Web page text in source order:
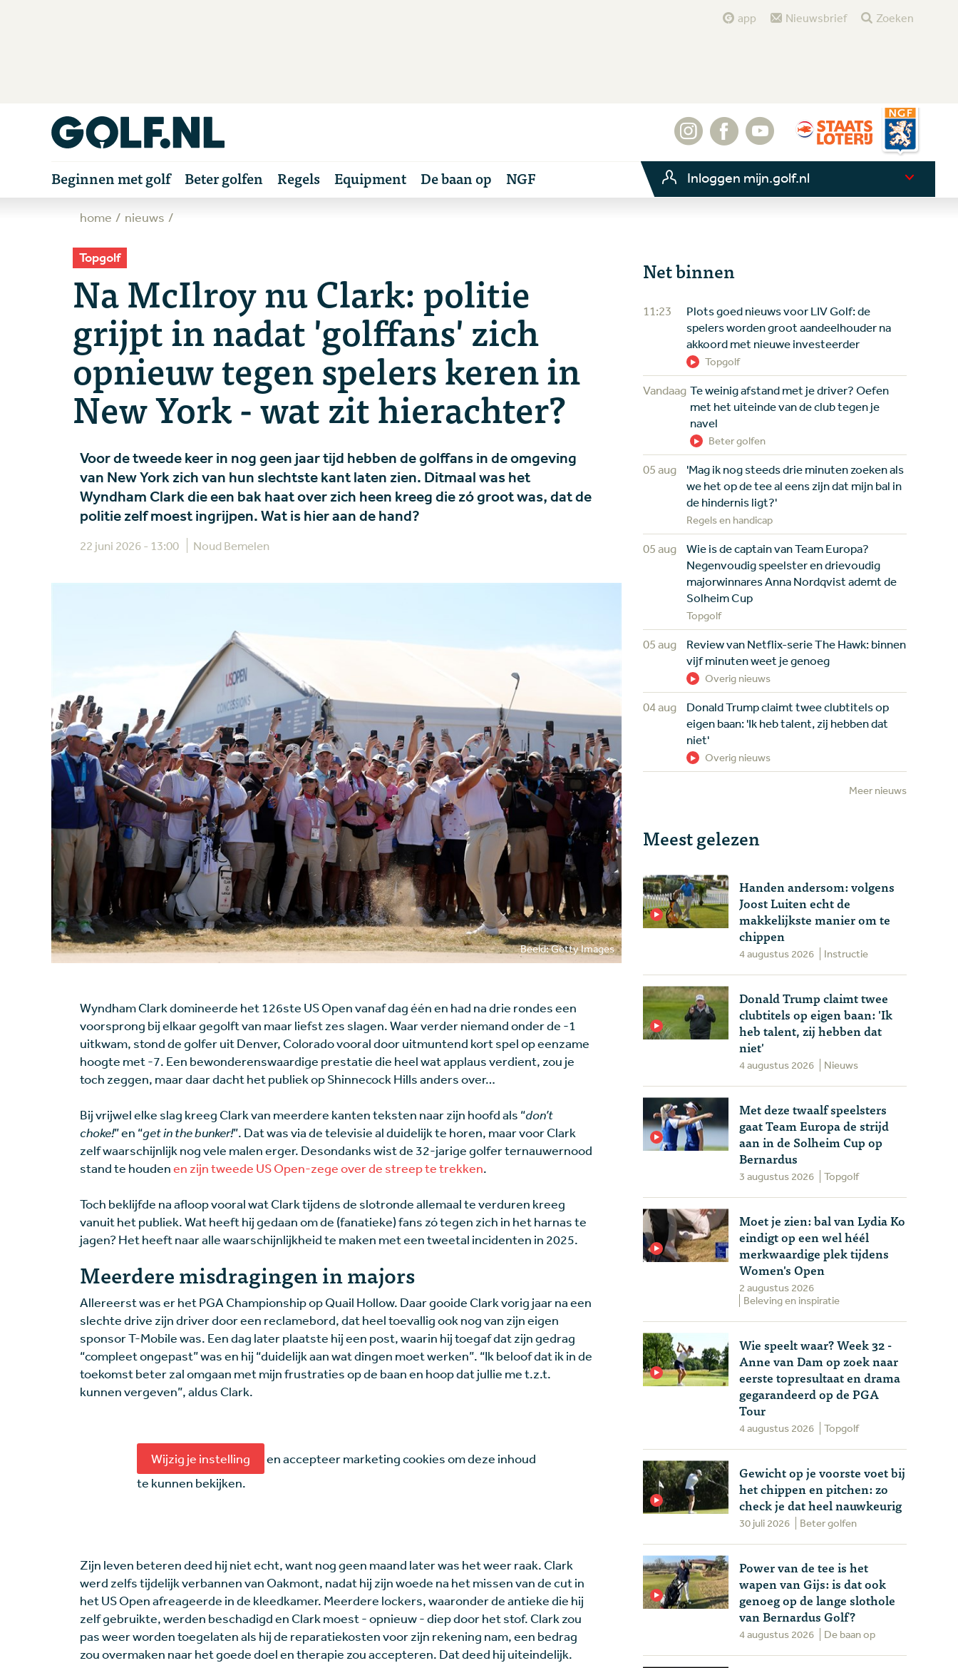
app Nieuwsbrief Zoeken
Beginnen met golf Beter golfen Regels Equipment De baan op NGF Inloggen mijn.golf.nl
home nieuws
Topgolf
Na McIlroy nu Clark: politie
grijpt in nadat 'golffans' zich
opnieuw tegen spelers keren in
New York - wat zit hierachter?
Voor de tweede keer in nog geen jaar tijd hebben de golffans in de omgeving
van New York zich van hun slechtste kant laten zien. Ditmaal was het
Wyndham Clark die een bak haat over zich heen kreeg die zó groot was, dat de
politie zelf moest ingrijpen. Wat is hier aan de hand?
22 juni 2026 - 13:00 Noud Bemelen
Beeld: Getty Images
Wyndham Clark domineerde het 126ste US Open vanaf dag één en had na drie rondes een
voorsprong bij elkaar gegolft van maar liefst zes slagen. Waar verder niemand onder de -1
uitkwam, stond de golfer uit Denver, Colorado vooral door uitmuntend kort spel op eenzame
hoogte met -7. Een bewonderenswaardige prestatie die heel wat applaus verdient, zou je
toch zeggen, maar daar dacht het publiek op Shinnecock Hills anders over…
Bij vrijwel elke slag kreeg Clark van meerdere kanten teksten naar zijn hoofd als “don’t
choke!” en “get in the bunker!”. Dat was via de televisie al duidelijk te horen, maar voor Clark
zelf waarschijnlijk nog vele malen erger. Desondanks wist de 32-jarige golfer ternauwernood
stand te houdenen zijn tweede US Open-zege over de streep te trekken.
Toch beklijfde na afloop vooral wat Clark tijdens de slotronde allemaal te verduren kreeg
vanuit het publiek. Wat heeft hij gedaan om de (fanatieke) fans zó tegen zich in het harnas te
jagen? Het heeft naar alle waarschijnlijkheid te maken met een tweetal incidenten in 2025.
Meerdere misdragingen in majors
Allereerst was er het PGA Championship op Quail Hollow. Daar gooide Clark vorig jaar na een
slechte drive zijn driver door een reclamebord, dat heel toevallig ook nog van zijn eigen
sponsor T-Mobile was. Een dag later plaatste hij een post, waarin hij toegaf dat zijn gedrag
“compleet ongepast” was en hij “duidelijk aan wat dingen moet werken”. “Ik beloof dat ik in de
toekomst beter zal omgaan met mijn frustraties op de baan en hoop dat jullie me t.z.t.
kunnen vergeven”, aldus Clark.
Wijzig je instelling
en accepteer marketing cookies om deze inhoud
te kunnen bekijken.
Zijn leven beteren deed hij niet echt, want nog geen maand later was het weer raak. Clark
werd zelfs tijdelijk verbannen van Oakmont, nadat hij zijn woede na het missen van de cut in
het US Open afreageerde in de kleedkamer. Meerdere lockers, waaronder de antieke die hij
zelf gebruikte, werden beschadigd en Clark moest - opnieuw - diep door het stof. Clark zou
pas weer worden toegelaten als hij de reparatiekosten voor zijn rekening nam, een bedrag
zou overmaken naar het goede doel en therapie zou accepteren. Dat deed hij uiteindelijk.
Net binnen
11:23
Plots goed nieuws voor LIV Golf: de
spelers worden groot aandeelhouder na
akkoord met nieuwe investeerder
Topgolf
Vandaag Te weinig afstand met je driver? Oefen
met het uiteinde van de club tegen je
navel
Beter golfen
05 aug
'Mag ik nog steeds drie minuten zoeken als
we het op de tee al eens zijn dat mijn bal in
de hindernis ligt?'
Regels en handicap
05 aug
Wie is de captain van Team Europa?
Negenvoudig speelster en drievoudig
majorwinnares Anna Nordqvist ademt de
Solheim Cup
Topgolf
05 aug
Review van Netflix-serie The Hawk: binnen
vijf minuten weet je genoeg
Overig nieuws
04 aug
Donald Trump claimt twee clubtitels op
eigen baan: 'Ik heb talent, zij hebben dat
niet'
Overig nieuws
Meer nieuws
Meest gelezen
Handen andersom: volgens
Joost Luiten echt de
makkelijkste manier om te
chippen
4 augustus 2026 Instructie
Donald Trump claimt twee
clubtitels op eigen baan: 'Ik
heb talent, zij hebben dat
niet'
4 augustus 2026 Nieuws
Met deze twaalf speelsters
gaat Team Europa de strijd
aan in de Solheim Cup op
Bernardus
3 augustus 2026 Topgolf
Moet je zien: bal van Lydia Ko
eindigt op een wel héél
merkwaardige plek tijdens
Women's Open
2 augustus 2026
Beleving en inspiratie
Wie speelt waar? Week 32 -
Anne van Dam op zoek naar
eerste topresultaat en drama
gegarandeerd op de PGA
Tour
4 augustus 2026 Topgolf
Gewicht op je voorste voet bij
het chippen en pitchen: zo
check je dat heel nauwkeurig
30 juli 2026 Beter golfen
Power van de tee is het
wapen van Gijs: is dat ook
genoeg op de lange slothole
van Bernardus Golf?
4 augustus 2026 De baan op